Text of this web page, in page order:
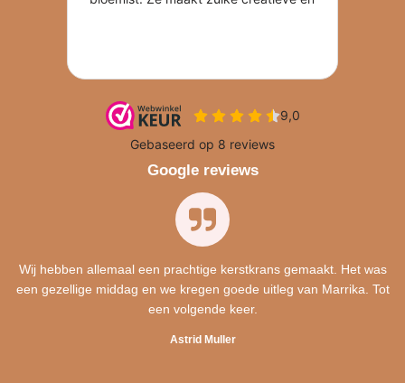
Google reviews
Wij hebben allemaal een prachtige kerstkrans gemaakt. Het was
een gezellige middag en we kregen goede uitleg van Marrika. Tot
een volgende keer.
Astrid Muller